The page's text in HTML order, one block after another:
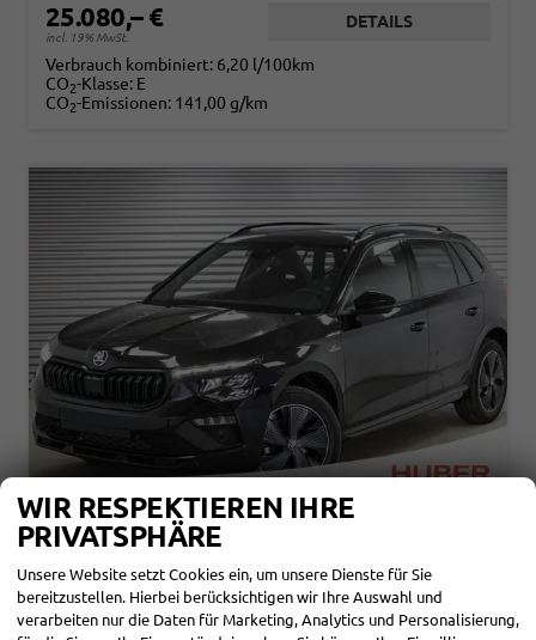
25.080,– €
incl. 19% MwSt.
DETAILS
Verbrauch kombiniert: 6,20 l/100km
CO2-Klasse: E
CO2-Emissionen: 141,00 g/km
SKODA KAMIQ
1,0 TSI MONTE CARLO,PANO,MATRIXLED - LAGER
Fahrzeug mit Tageszulassung
WIR RESPEKTIEREN IHRE
PRIVATSPHÄRE
Unsere Website setzt Cookies ein, um unsere Dienste für Sie
bereitzustellen. Hierbei berücksichtigen wir Ihre Auswahl und
verarbeiten nur die Daten für Marketing, Analytics und Personalisierung,